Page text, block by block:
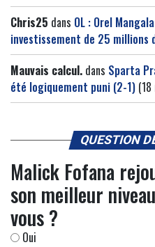
Chris25 dans OL : Orel
investissement de 25 millions
Mauvais calcul. dans Sparta
été logiquement puni (2-1)
QUESTION
Malick Fofana
son meilleur
vous ?
Oui